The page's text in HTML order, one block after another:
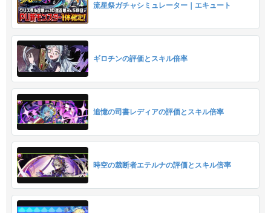
流星祭ガチャシミュレーター｜エキュート
ギロチンの評価とスキル倍率
追憶の司書レディアの評価とスキル倍率
時空の裁断者エテルナの評価とスキル倍率